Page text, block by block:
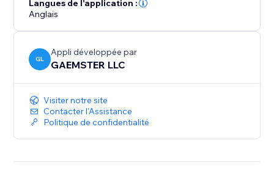
Langues de l'application :
Anglais
GL
Appli développée par
GAEMSTER LLC
Visiter notre site
Contacter l'Assistance
Politique de confidentialité